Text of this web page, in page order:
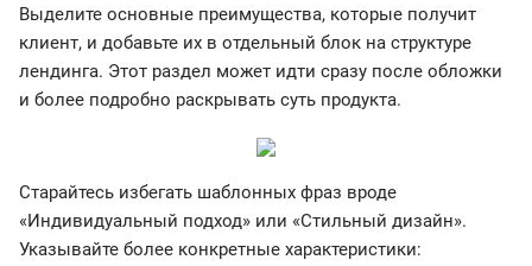
Выделите основные преимущества, которые получит
клиент, и добавьте их в отдельный блок на структуре
лендинга. Этот раздел может идти сразу после обложки
и более подробно раскрывать суть продукта.
Старайтесь избегать шаблонных фраз вроде
«Индивидуальный подход» или «Стильный дизайн».
Указывайте более конкретные характеристики: